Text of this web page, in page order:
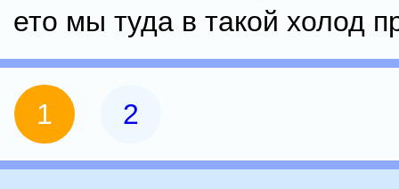
ето мы туда в такой холод
1 2